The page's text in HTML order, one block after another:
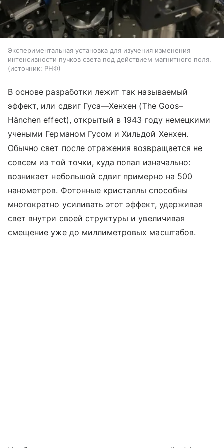
Экспериментальная установка для изучения изменения
интенсивности пучков света под действием магнитного поля.
источник: РНФ
В основе разработки лежит так называемый
эффект, или сдвиг Гуса—Хенхен (The Goos–
Hänchen effect), открытый в 1943 году немецкими
учеными Германом Гусом и Хильдой Хенхен.
Обычно свет после отражения возвращается не
совсем из той точки, куда попал изначально:
возникает небольшой сдвиг примерно на 500
нанометров. Фотонные кристаллы способны
многократно усиливать этот эффект, удерживая
свет внутри своей структуры и увеличивая
смещение уже до миллиметровых масштабов.